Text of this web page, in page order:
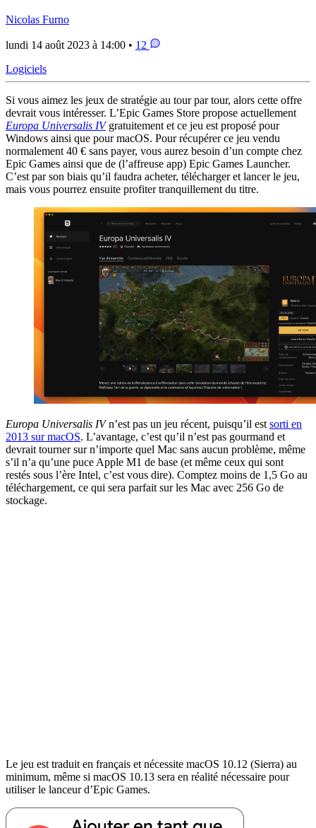
Nicolas Furno
lundi 14 août 2023 à 14:00 • 12
Logiciels
Si vous aimez les jeux de stratégie au tour par tour, alors cette offre
devrait vous intéresser. L’Epic Games Store propose actuellement
Europa Universalis IVgratuitement et ce jeu est proposé pour
Windows ainsi que pour macOS. Pour récupérer ce jeu vendu
normalement 40 € sans payer, vous aurez besoin d’un compte chez
Epic Games ainsi que de (l’affreuse app) Epic Games Launcher.
C’est par son biais qu’il faudra acheter, télécharger et lancer le jeu,
mais vous pourrez ensuite profiter tranquillement du titre.
Europa Universalis IVn’est pas un jeu récent, puisqu’il est sorti en
2013 sur macOS. L’avantage, c’est qu’il n’est pas gourmand et
devrait tourner sur n’importe quel Mac sans aucun problème, même
s’il n’a qu’une puce Apple M1 de base (et même ceux qui sont
restés sous l’ère Intel, c’est vous dire). Comptez moins de 1,5 Go au
téléchargement, ce qui sera parfait sur les Mac avec 256 Go de
stockage.
Le jeu est traduit en français et nécessite macOS 10.12 (Sierra) au
minimum, même si macOS 10.13 sera en réalité nécessaire pour
utiliser le lanceur d’Epic Games.